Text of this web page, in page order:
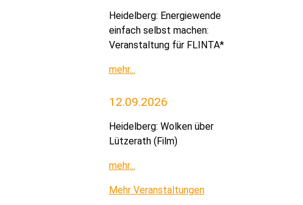
Heidelberg: Energiewende
einfach selbst machen:
Veranstaltung für FLINTA*
mehr...
12.09.2026
Heidelberg: Wolken über
Lützerath (Film)
mehr...
Mehr Veranstaltungen